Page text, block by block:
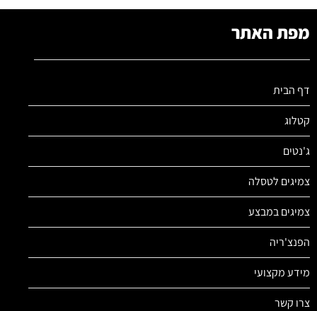
מפת האתר
דף הבית
קטלוג
ג'נטים
צמיגים לטסלה
צמיגים במבצע
הפנצ'ריה
מידע מקצועי
צרו קשר